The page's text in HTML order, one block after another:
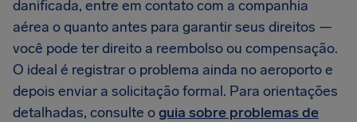
danificada, entre em contato com a companhia
aérea o quanto antes para garantir seus direitos —
você pode ter direito a reembolso ou compensação.
O ideal é registrar o problema ainda no aeroporto e
depois enviar a solicitação formal. Para orientações
detalhadas, consulte oguia sobre problemas de